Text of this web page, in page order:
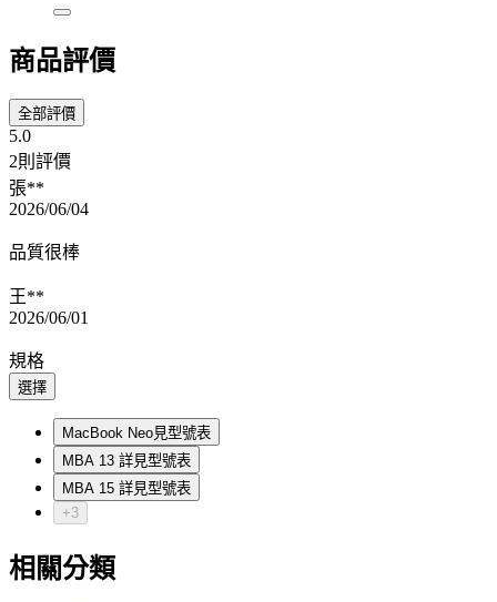
商品評價
全部評價
5.0
2則評價
張**
2026/06/04
品質很棒
王**
2026/06/01
規格
選擇
MacBook Neo見型號表
MBA 13 詳見型號表
MBA 15 詳見型號表
+3
相關分類